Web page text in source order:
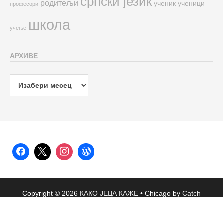
професори родитељи ученик ученици
учење школа
АРХИВЕ
Архиве
Copyright © 2026 КАКО ЈЕЦА КАЖЕ • Chicago by Catch